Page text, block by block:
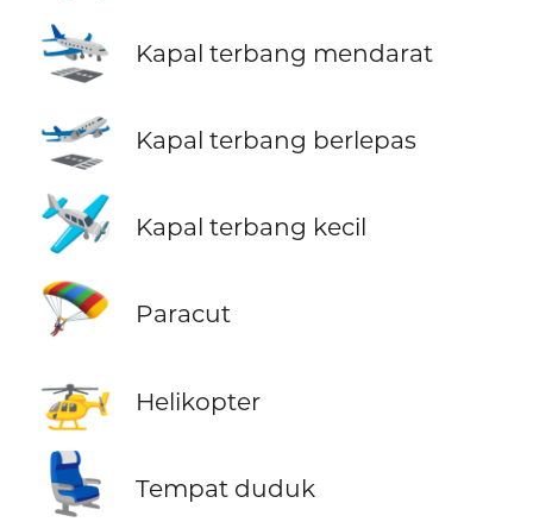
🛬 Kapal terbang mendarat
🛫 Kapal terbang berlepas
🛩️ Kapal terbang kecil
🪂 Paracut
🚁 Helikopter
💺 Tempat duduk